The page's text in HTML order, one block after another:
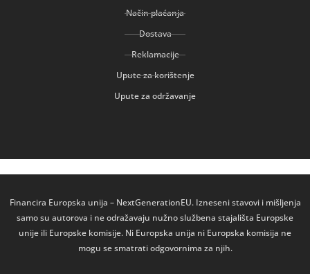
Način plaćanja
Dostava
Reklamacije
Upute za korištenje
Upute za održavanje
Financira Europska unija – NextGenerationEU. Izneseni stavovi i mišljenja
samo su autorova i ne odražavaju nužno službena stajališta Europske
unije ili Europske komisije. Ni Europska unija ni Europska komisija ne
mogu se smatrati odgovornima za njih.